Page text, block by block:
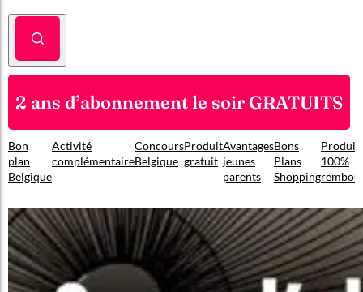
2 ans d’abonnement le soir GRATUITS
Bon
plan
Belgique
Activité
complémentaire
Concours
Belgique
Produit
gratuit
Avantages
jeunes
parents
Bons
Plans
Shopping
Produit
100%